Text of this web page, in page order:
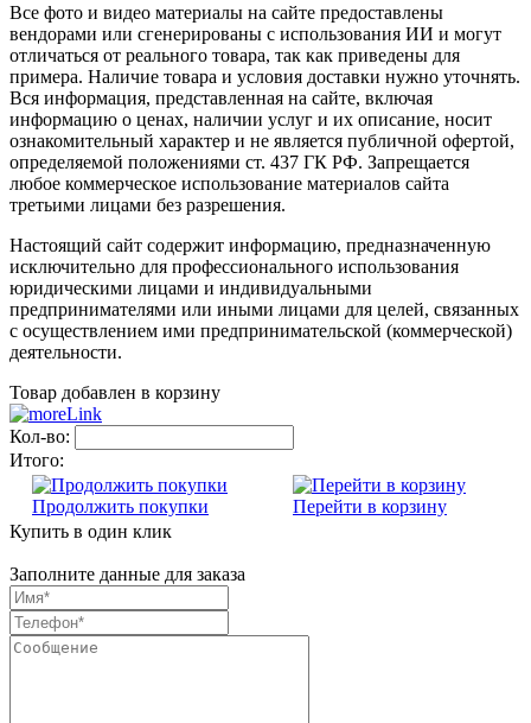
Все фото и видео материалы на сайте предоставлены
вендорами или сгенерированы с использования ИИ и могут
отличаться от реального товара, так как приведены для
примера. Наличие товара и условия доставки нужно уточнять.
Вся информация, представленная на сайте, включая
информацию о ценах, наличии услуг и их описание, носит
ознакомительный характер и не является публичной офертой,
определяемой положениями ст. 437 ГК РФ. Запрещается
любое коммерческое использование материалов сайта
третьими лицами без разрешения.
Настоящий сайт содержит информацию, предназначенную
исключительно для профессионального использования
юридическими лицами и индивидуальными
предпринимателями или иными лицами для целей, связанных
с осуществлением ими предпринимательской (коммерческой)
деятельности.
Товар добавлен в корзину
Кол-во:
Итого:
Продолжить покупки
Перейти в корзину
Купить в один клик
Заполните данные для заказа